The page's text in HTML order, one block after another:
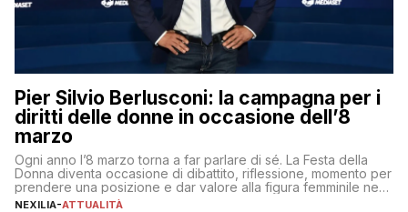
Pier Silvio Berlusconi: la campagna per i
diritti delle donne in occasione dell’8
marzo
Ogni anno l’8 marzo torna a far parlare di sé. La Festa della
Donna diventa occasione di dibattito, riflessione, momento per
prendere una posizione e dar valore alla figura femminile nella
sua complessità e crucialità. A lanciare un messaggio “forte e
NEXILIA-ATTUALITÀ